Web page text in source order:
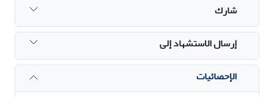
شارك
إرسال الاستشهاد إلى
الإحصائيات